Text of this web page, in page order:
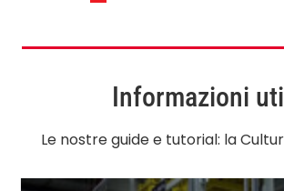
Informazioni
Le nostre guide e tutorial: la